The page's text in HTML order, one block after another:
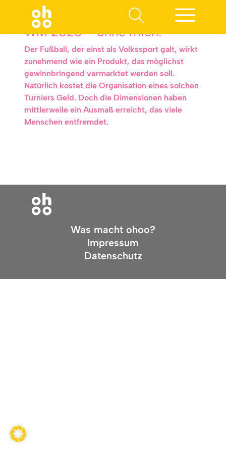
WM 2026 – ohne mich!
Der Fußball, der einst als Volkssport galt, wirkt
zunehmend wie ein Produkt, das möglichst
gewinnbringend vermarktet werden soll.
Natürlich kostet die Organisation eines solchen
Turniers Geld. Doch die Dimensionen haben
mittlerweile ein Ausmaß erreicht, das viele
Menschen entfremdet.
Was macht ohoo?
Impressum
Datenschutz